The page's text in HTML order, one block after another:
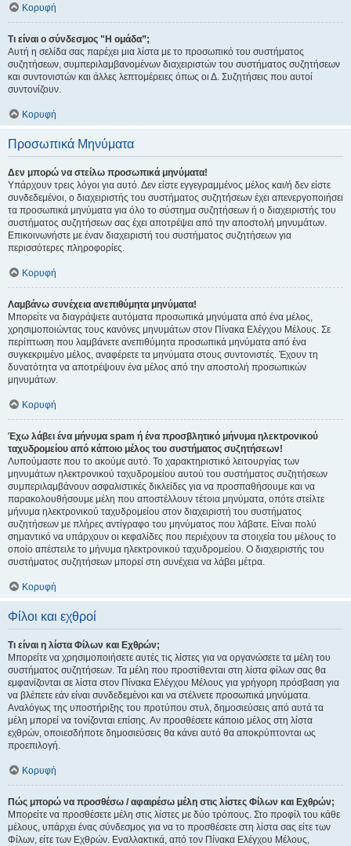
Κορυφή
Τι είναι ο σύνδεσμος "Η ομάδα”;
Αυτή η σελίδα σας παρέχει μια λίστα με το προσωπικό του συστήματος
συζητήσεων, συμπεριλαμβανομένων διαχειριστών του συστήματος συζητήσεων
και συντονιστών και άλλες λεπτομέρειες όπως οι Δ. Συζητήσεις που αυτοί
συντονίζουν.
Κορυφή
Προσωπικά Μηνύματα
Δεν μπορώ να στείλω προσωπικά μηνύματα!
Υπάρχουν τρεις λόγοι για αυτό. Δεν είστε εγγεγραμμένος μέλος και/ή δεν είστε
συνδεδεμένοι, ο διαχειριστής του συστήματος συζητήσεων έχει απενεργοποιήσει
τα προσωπικά μηνύματα για όλο το σύστημα συζητήσεων ή ο διαχειριστής του
συστήματος συζητήσεων σας έχει αποτρέψει από την αποστολή μηνυμάτων.
Επικοινωνήστε με έναν διαχειριστή του συστήματος συζητήσεων για
περισσότερες πληροφορίες.
Κορυφή
Λαμβάνω συνέχεια ανεπιθύμητα μηνύματα!
Μπορείτε να διαγράψετε αυτόματα προσωπικά μηνύματα από ένα μέλος,
χρησιμοποιώντας τους κανόνες μηνυμάτων στον Πίνακα Ελέγχου Μέλους. Σε
περίπτωση που λαμβάνετε ανεπιθύμητα προσωπικά μηνύματα από ένα
συγκεκριμένο μέλος, αναφέρετε τα μηνύματα στους συντονιστές. Έχουν τη
δυνατότητα να αποτρέψουν ένα μέλος από την αποστολή προσωπικών
μηνυμάτων.
Κορυφή
Έχω λάβει ένα μήνυμα spam ή ένα προσβλητικό μήνυμα ηλεκτρονικού
ταχυδρομείου από κάποιο μέλος του συστήματος συζητήσεων!
Λυπούμαστε που το ακούμε αυτό. Το χαρακτηριστικό λειτουργίας των
μηνυμάτων ηλεκτρονικού ταχυδρομείου αυτού του συστήματος συζητήσεων
συμπεριλαμβάνουν ασφαλιστικές δικλείδες για να προσπαθήσουμε και να
παρακολουθήσουμε μέλη που αποστέλλουν τέτοια μηνύματα, οπότε στείλτε
μήνυμα ηλεκτρονικού ταχυδρομείου στον διαχειριστή του συστήματος
συζητήσεων με πλήρες αντίγραφο του μηνύματος που λάβατε. Είναι πολύ
σημαντικό να υπάρχουν οι κεφαλίδες που περιέχουν τα στοιχεία του μέλους το
οποίο απέστειλε το μήνυμα ηλεκτρονικού ταχυδρομείου. Ο διαχειριστής του
συστήματος συζητήσεων μπορεί στη συνέχεια να λάβει μέτρα.
Κορυφή
Φίλοι και εχθροί
Τι είναι η λίστα Φίλων και Εχθρών;
Μπορείτε να χρησιμοποιήσετε αυτές τις λίστες για να οργανώσετε τα μέλη του
συστήματος συζητήσεων. Τα μέλη που προστίθενται στη λίστα φίλων σας θα
εμφανίζονται σε λίστα στον Πίνακα Ελέγχου Μέλους για γρήγορη πρόσβαση για
να βλέπετε εάν είναι συνδεδεμένοι και να στέλνετε προσωπικά μηνύματα.
Αναλόγως της υποστήριξης του προτύπου στυλ, δημοσιεύσεις από αυτά τα
μέλη μπορεί να τονίζονται επίσης. Αν προσθέσετε κάποιο μέλος στη λίστα
εχθρών, οποιεσδήποτε δημοσιεύσεις θα κάνει αυτό θα αποκρύπτονται ως
προεπιλογή.
Κορυφή
Πώς μπορώ να προσθέσω / αφαιρέσω μέλη στις λίστες Φίλων και Εχθρών;
Μπορείτε να προσθέσετε μέλη στις λίστες με δύο τρόπους. Στο προφίλ του κάθε
μέλους, υπάρχει ένας σύνδεσμος για να το προσθέσετε στη λίστα σας είτε των
Φίλων, είτε των Εχθρών. Εναλλακτικά, από τον Πίνακα Ελέγχου Μέλους,